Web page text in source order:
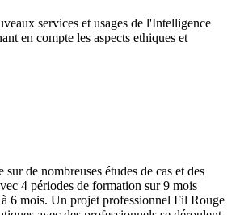
services et usages de l'Intelligence
en compte les aspects ethiques et
de nombreuses études de cas et des
4 périodes de formation sur 9 mois
6 mois. Un projet professionnel Fil Rouge